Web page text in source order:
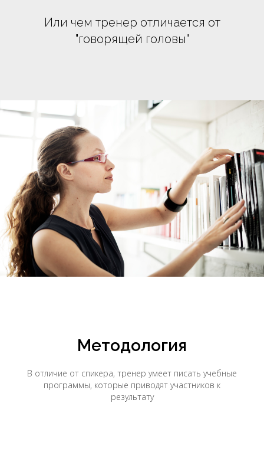
Или чем тренер отличается от
"говорящей головы"
Методология
В отличие от спикера, тренер умеет писать учебные
программы, которые приводят участников к
результату